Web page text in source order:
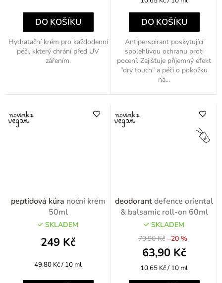
DO KOŠÍKU
Hydratační krém pro každodenní
péči, kkterý chrání před UV
zářením.
DO KOŠÍKU
Antiperspirant poskytující
spolehlivou ochranu proti
pocení. Zajišťuje příjemný efekt
"dry touch" a péči o pokožku
na...
peptidová kúra noční krém
50ml
SKLADEM
249 Kč
Měrná
49,80 Kč / 10 ml
deodorantdefence oriental
& balsamic roll-on 60ml
SKLADEM
79,90 Kč
63,90 Kč
–20 %
Měrná
10,65 Kč / 10 ml